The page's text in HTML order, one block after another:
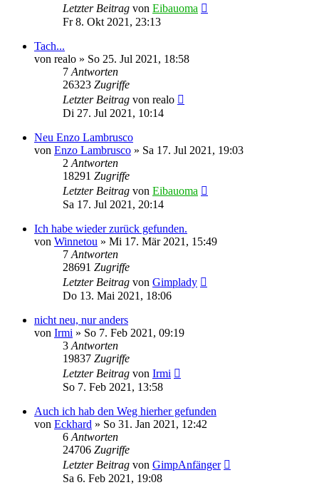
Letzter Beitrag von Eibauoma
Fr 8. Okt 2021, 23:13
Tach...
von realo » So 25. Jul 2021, 18:58
7 Antworten
26323 Zugriffe
Letzter Beitrag von realo
Di 27. Jul 2021, 10:14
Neu Enzo Lambrusco
von Enzo Lambrusco » Sa 17. Jul 2021, 19:03
2 Antworten
18291 Zugriffe
Letzter Beitrag von Eibauoma
Sa 17. Jul 2021, 20:14
Ich habe wieder zurück gefunden.
von Winnetou » Mi 17. Mär 2021, 15:49
7 Antworten
28691 Zugriffe
Letzter Beitrag von Gimplady
Do 13. Mai 2021, 18:06
nicht neu, nur anders
von Irmi » So 7. Feb 2021, 09:19
3 Antworten
19837 Zugriffe
Letzter Beitrag von Irmi
So 7. Feb 2021, 13:58
Auch ich hab den Weg hierher gefunden
von Eckhard » So 31. Jan 2021, 12:42
6 Antworten
24706 Zugriffe
Letzter Beitrag von GimpAnfänger
Sa 6. Feb 2021, 19:08